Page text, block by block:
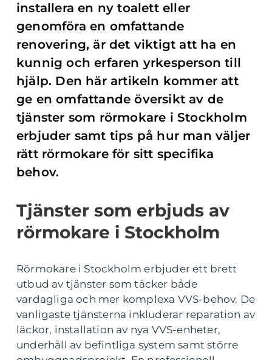
installera en ny toalett eller
genomföra en omfattande
renovering, är det viktigt att ha en
kunnig och erfaren yrkesperson till
hjälp. Den här artikeln kommer att
ge en omfattande översikt av de
tjänster som rörmokare i Stockholm
erbjuder samt tips på hur man väljer
rätt rörmokare för sitt specifika
behov.
Tjänster som erbjuds av
rörmokare i Stockholm
Rörmokare i Stockholm erbjuder ett brett
utbud av tjänster som täcker både
vardagliga och mer komplexa VVS-behov. De
vanligaste tjänsterna inkluderar reparation av
läckor, installation av nya VVS-enheter,
underhåll av befintliga system samt större